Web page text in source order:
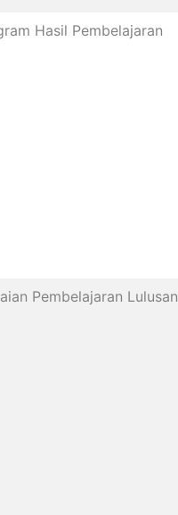
Hasil Pembelajaran
Pembelajaran Lulusan